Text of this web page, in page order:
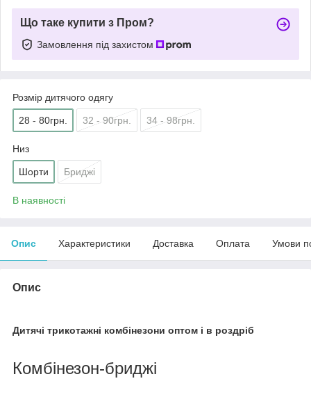
Що таке купити з Пром?
Замовлення під захистом
Розмір дитячого одягу
28 - 80грн. 32 - 90грн. 34 - 98грн.
Низ
Шорти Бриджі
В наявності
Опис Характеристики Доставка Оплата Умови
Опис
Дитячі трикотажні комбінезони оптом і в роздріб
Комбінезон-бриджі